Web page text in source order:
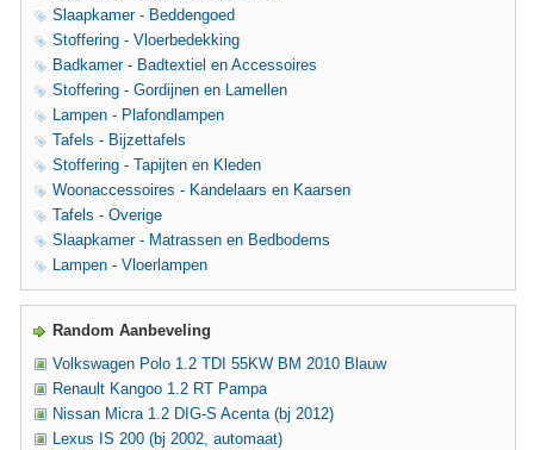
Slaapkamer - Beddengoed
Stoffering - Vloerbedekking
Badkamer - Badtextiel en Accessoires
Stoffering - Gordijnen en Lamellen
Lampen - Plafondlampen
Tafels - Bijzettafels
Stoffering - Tapijten en Kleden
Woonaccessoires - Kandelaars en Kaarsen
Tafels - Overige
Slaapkamer - Matrassen en Bedbodems
Lampen - Vloerlampen
Random Aanbeveling
Volkswagen Polo 1.2 TDI 55KW BM 2010 Blauw
Renault Kangoo 1.2 RT Pampa
Nissan Micra 1.2 DIG-S Acenta (bj 2012)
Lexus IS 200 (bj 2002, automaat)